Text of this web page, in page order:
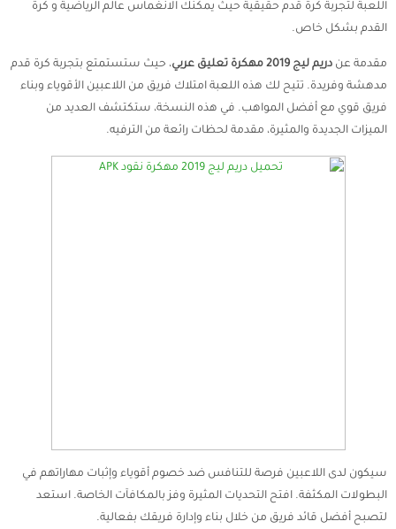
اللعبة لتجربة كرة قدم حقيقية حيث يمكنك الانغماس عالم الرياضية و كرة
القدم بشكل خاص.
مقدمة عن دريم ليج 2019 مهكرة تعليق عربي
، حيث ستستمتع بتجربة كرة قدم
مدهشة وفريدة. تتيح لك هذه اللعبة امتلاك فريق من اللاعبين الأقوياء وبناء
فريق قوي مع أفضل المواهب. في هذه النسخة، ستكتشف العديد من
الميزات الجديدة والمثيرة، مقدمة لحظات رائعة من الترفيه.
سيكون لدى اللاعبين فرصة للتنافس ضد خصوم أقوياء وإثبات مهاراتهم في
البطولات المكثفة. افتح التحديات المثيرة وفز بالمكافآت الخاصة. استعد
لتصبح أفضل قائد فريق من خلال بناء وإدارة فريقك بفعالية.